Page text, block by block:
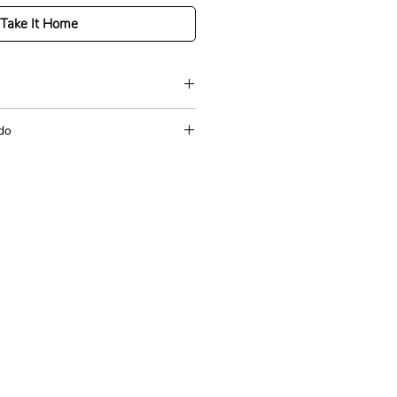
Take It Home